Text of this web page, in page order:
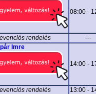
08:00 -
rendelés
---
Imre
14:00 -
rendelés
13:00 -